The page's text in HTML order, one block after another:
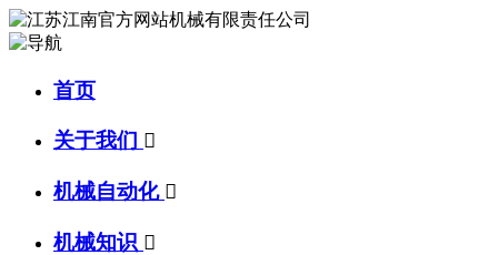
首页
关于我们 
机械自动化 
机械知识 